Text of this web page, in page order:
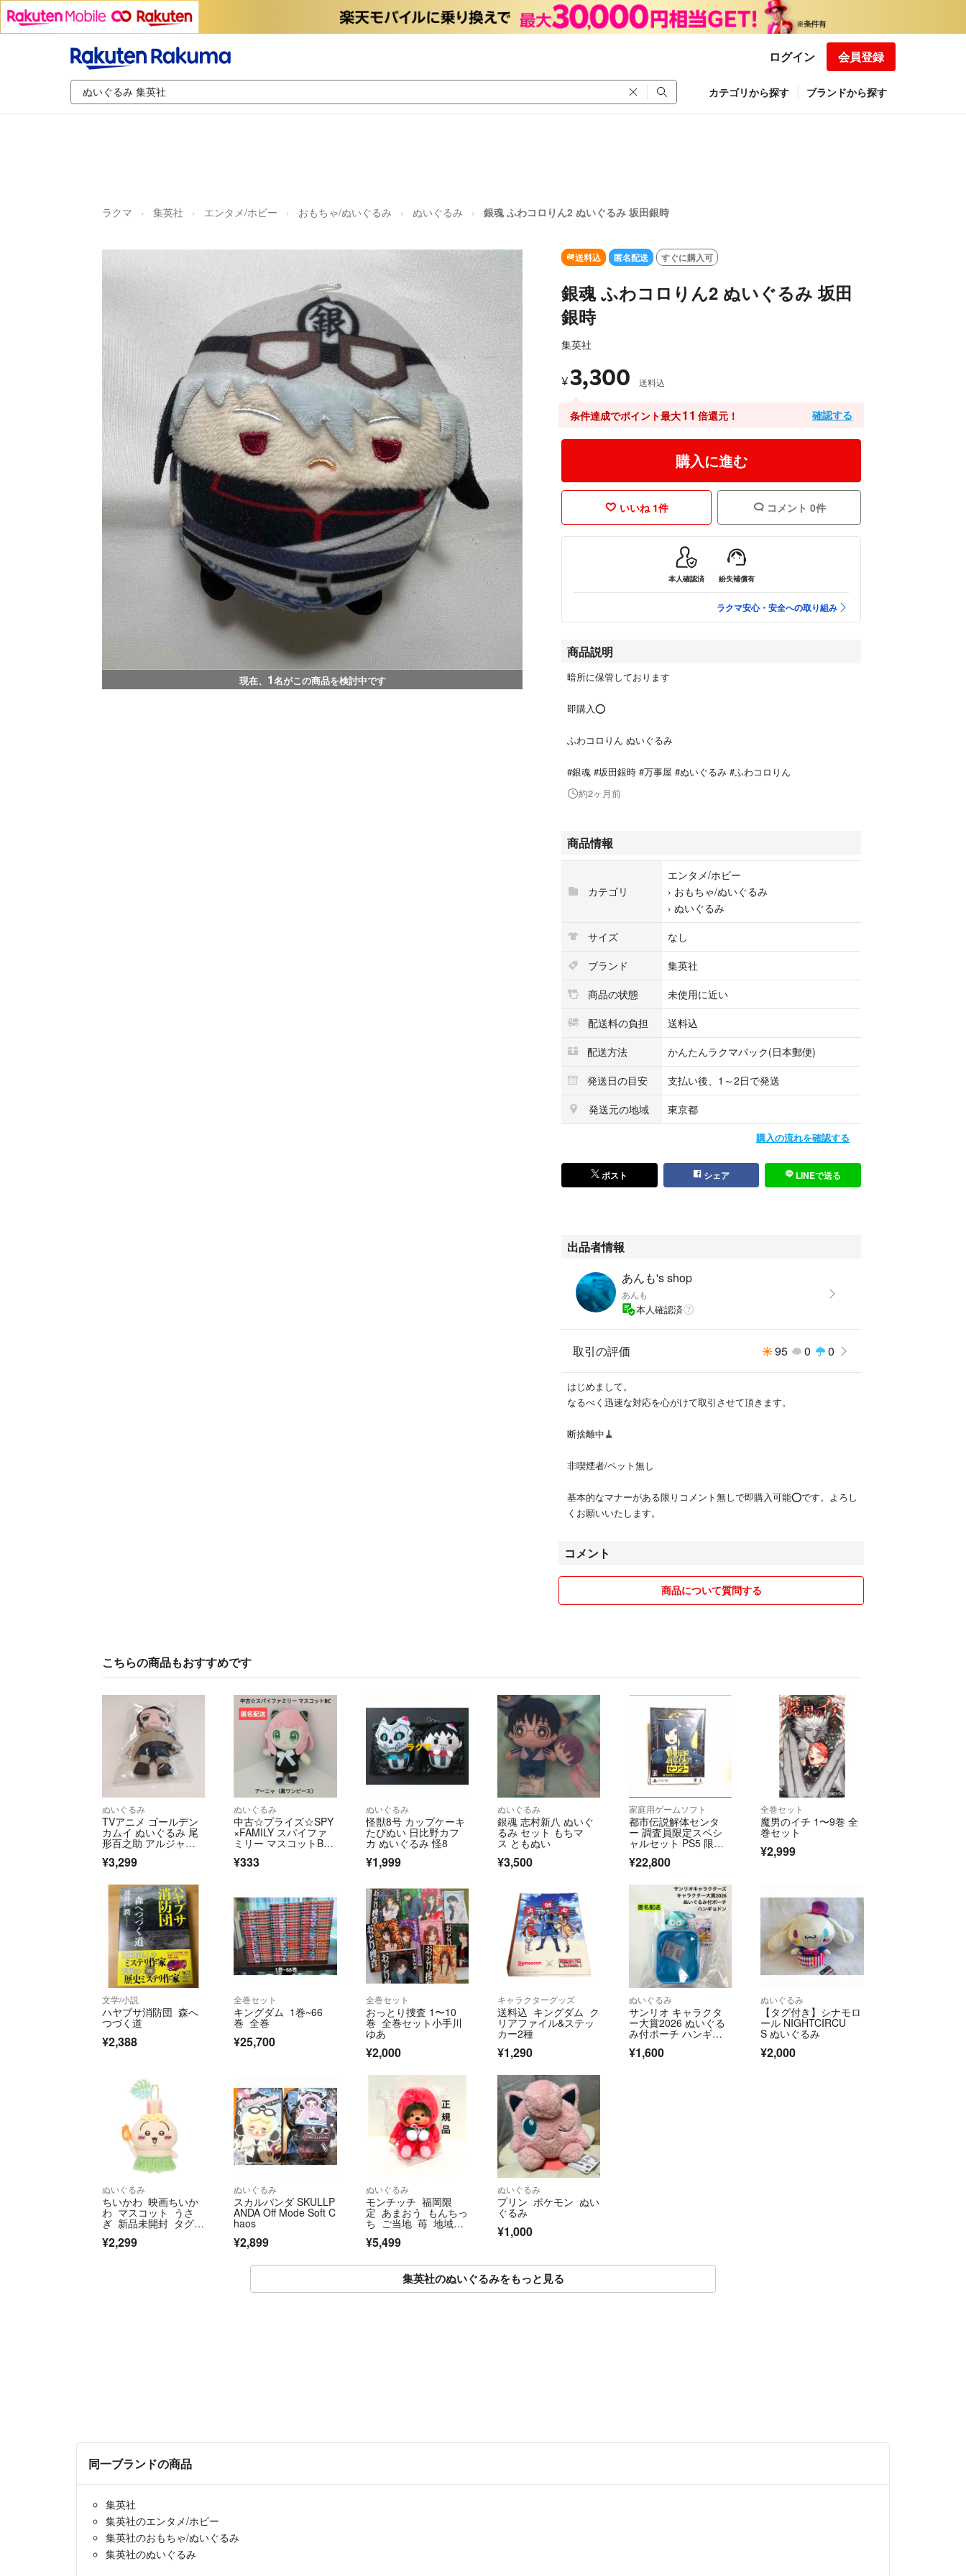
ログイン 会員登録
カテゴリから探す ブランドから探す
ラクマ 集英社 エンタメ/ホビー おもちゃ/ぬいぐるみ ぬいぐるみ 銀魂 ふわコロりん2 ぬいぐるみ 坂田銀時
現在、 1名がこの商品を検討中です
送料込 匿名配送 すぐに購入可
銀魂 ふわコロりん2 ぬいぐるみ 坂田
銀時
集英社
¥3,300 送料込
条件達成でポイント最大11 倍還元！ 確認する
購入に進む
いいね 1件 コメント 0件
本人確認済 紛失補償有
ラクマ安心・安全への取り組み
商品説明
暗所に保管しております
即購入⭕️
ふわコロりん ぬいぐるみ
#銀魂 #坂田銀時 #万事屋 #ぬいぐるみ #ふわコロりん
約2ヶ月前
商品情報
カテゴリ
エンタメ/ホビー
› おもちゃ/ぬいぐるみ
› ぬいぐるみ
サイズ
なし
ブランド
集英社
商品の状態
未使用に近い
配送料の負担
送料込
配送方法
かんたんラクマパック(日本郵便)
発送日の目安
支払い後、1～2日で発送
発送元の地域
東京都
購入の流れを確認する
ポスト シェア LINEで送る
出品者情報
あんも's shop
あんも
本人確認済
取引の評価 95 0 0
はじめまして。
なるべく迅速な対応を心がけて取引させて頂きます。
断捨離中🧹
非喫煙者/ペット無し
基本的なマナーがある限りコメント無しで即購入可能⭕️です。よろし
くお願いいたします。
コメント
商品について質問する
こちらの商品もおすすめです
ぬいぐるみ
TVアニメ ゴールデン
カムイ ぬいぐるみ 尾
形百之助 アルジャー
¥3,299
ぬいぐるみ
中古☆プライズ☆SPY
×FAMILY スパイファ
ミリー マスコットBC/
¥333
ぬいぐるみ
怪獣8号 カップケーキ
たぴぬい 日比野カフ
カ ぬいぐるみ 怪8
¥1,999
ぬいぐるみ
銀魂 志村新八 ぬいぐ
るみ セット もちマ
ス ともぬい
¥3,500
家庭用ゲームソフト
都市伝説解体センタ
ー 調査員限定スペシ
ャルセット PS5 限定
ステーション5
¥22,800
全巻セット
魔男のイチ 1〜9巻 全
巻セット
¥2,999
文学/小説
ハヤブサ消防団 森へ
つづく道
¥2,388
全巻セット
キングダム 1巻~66
巻 全巻
¥25,700
全巻セット
おっとり捜査 1〜10
巻 全巻セット小手川
ゆあ
¥2,000
キャラクターグッズ
送料込 キングダム ク
リアファイル&ステッ
カー2種
¥1,290
ぬいぐるみ
サンリオ キャラクタ
ー大賞2026 ぬいぐる
み付ポーチ ハンギョ
ドン
¥1,600
ぬいぐるみ
【タグ付き】シナモロ
ール NIGHTCIRCU
S ぬいぐるみ
¥2,000
ぬいぐるみ
ちいかわ 映画ちいか
わ マスコット うさ
ぎ 新品未開封 タグ付
き
¥2,299
ぬいぐるみ
スカルパンダ SKULLP
ANDA Off Mode Soft C
haos
¥2,899
ぬいぐるみ
モンチッチ 福岡限
定 あまおう もんちっ
ち ご当地 苺 地域限
定 ぬいぐるみ
¥5,499
ぬいぐるみ
プリン ポケモン ぬい
ぐるみ
¥1,000
集英社のぬいぐるみをもっと見る
同一ブランドの商品
集英社
集英社のエンタメ/ホビー
集英社のおもちゃ/ぬいぐるみ
集英社のぬいぐるみ